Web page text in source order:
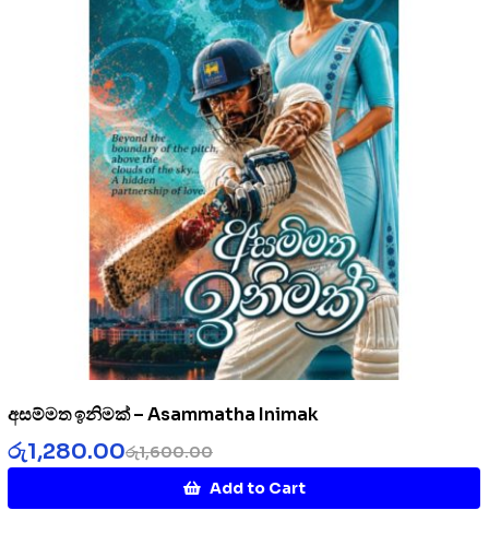
අසම්මත ඉනිමක් – Asammatha Inimak
රු1,600.00
රු1,280.00
Add to Cart